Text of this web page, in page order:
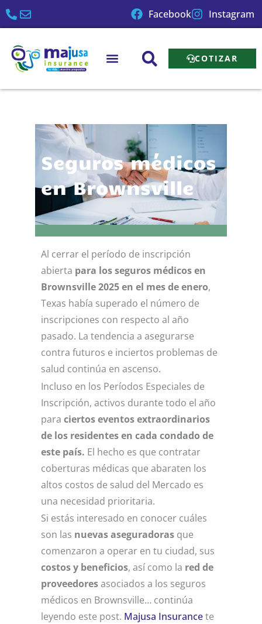
Ir
Facebook Instagram
COTIZAR
Seguros médicos
en Brownsville
Al cerrar el período de inscripción
abierta para los seguros médicos en
Brownsville 2025 en el mes de enero,
Texas había superado el número de
inscripciones con respecto al año
pasado. La tendencia a asegurarse
contra futuros e inciertos problemas de
salud continúa en ascenso.
Incluso en los Períodos Especiales de
Inscripción, activos durante todo el año
para ciertos eventos extraordinarios
de los residentes en cada condado de
este país. El hecho es que contratar
coberturas médicas que abaraten los
altos costos de salud del Mercado es
una necesidad prioritaria.
Si estás interesado en conocer cuáles
son las nuevas aseguradoras que
comenzaron a operar en tu ciudad, sus
costos y beneficios, así como la red de
proveedoresasociados a los seguros
médicos en Brownsville… continúa
leyendo este post. Majusa Insurancete